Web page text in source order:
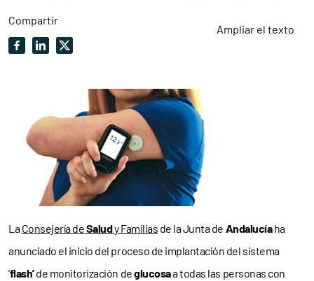
Compartir
Ampliar el texto
LaConsejería deSaludy Familias de la Junta de Andalucíaha
anunciado el inicio del proceso de implantación del sistema
‘flash’de monitorización deglucosaa todas las personas con